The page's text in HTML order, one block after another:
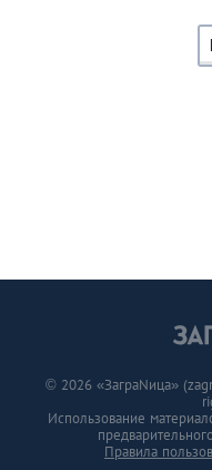
© 2026 «ЗаграNица»
Использование
Правила